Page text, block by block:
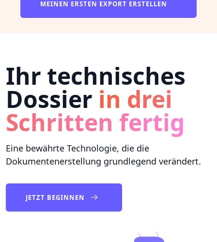
MEINEN ERSTEN EXPORT ERSTELLEN
Ihr technisches
Dossier in drei
Schritten fertig
Eine bewährte Technologie, die die
Dokumentenerstellung grundlegend verändert.
JETZT BEGINNEN